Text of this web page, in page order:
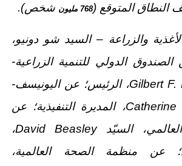
النطاق المتوقع (768 مليون شخص).
والزراعة – السيد شو دونيو،
الصندوق الدولي للتنمية الزراعية-
Gilbert F.، الرئيس؛ عن اليونيسف-
Catherine، المديرة التنفيذية؛ عن
العالمي، السيّدDavid Beasley،
عن منظمة الصحة العالمية،